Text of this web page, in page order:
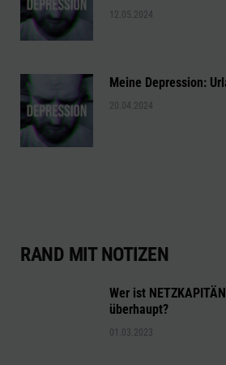
12.05.2024
Meine Depression:
20.04.2024
RAND MIT NOTIZEN
Wer ist
überhaupt?
01.03.2023